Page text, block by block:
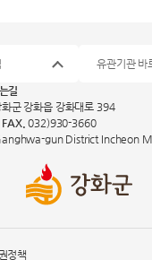
길
군 강화읍 강화대로 394
FAX. 032)930-3660
gun District Incheon
유관기관 바
정책